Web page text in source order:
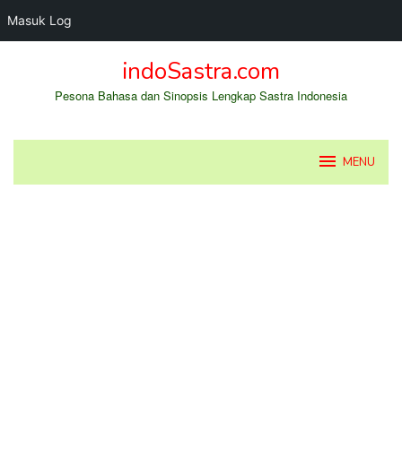
Masuk Log
indoSastra.com
Pesona Bahasa dan Sinopsis Lengkap Sastra Indonesia
MENU